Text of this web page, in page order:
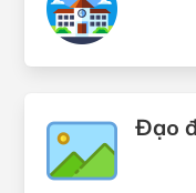
Đạo